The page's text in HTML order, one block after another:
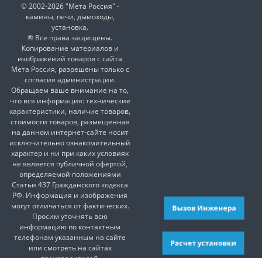
© 2002-2026 "Мета Россия" -
камины, печи, дымоходы,
установка.
® Все права защищены.
Копирование материалов и
изображений товаров с сайта
Мета Россия, разрешены только с
согласия администрации.
Обращаем ваше внимание на то,
что вся информация: технические
характеристики, наличие товаров,
стоимости товаров, размещенная
на данном интернет-сайте носит
исключительно ознакомительный
характер и ни при каких условиях
не является публичной офертой,
определяемой положениями
Статьи 437 Гражданского кодекса
РФ. Информация и изображения
могут отличаться от фактических.
Просим уточнять всю
информацию по контактным
телефонам указанным на сайте
или смотреть на сайтах
Расчет установки
Вызов Инженера